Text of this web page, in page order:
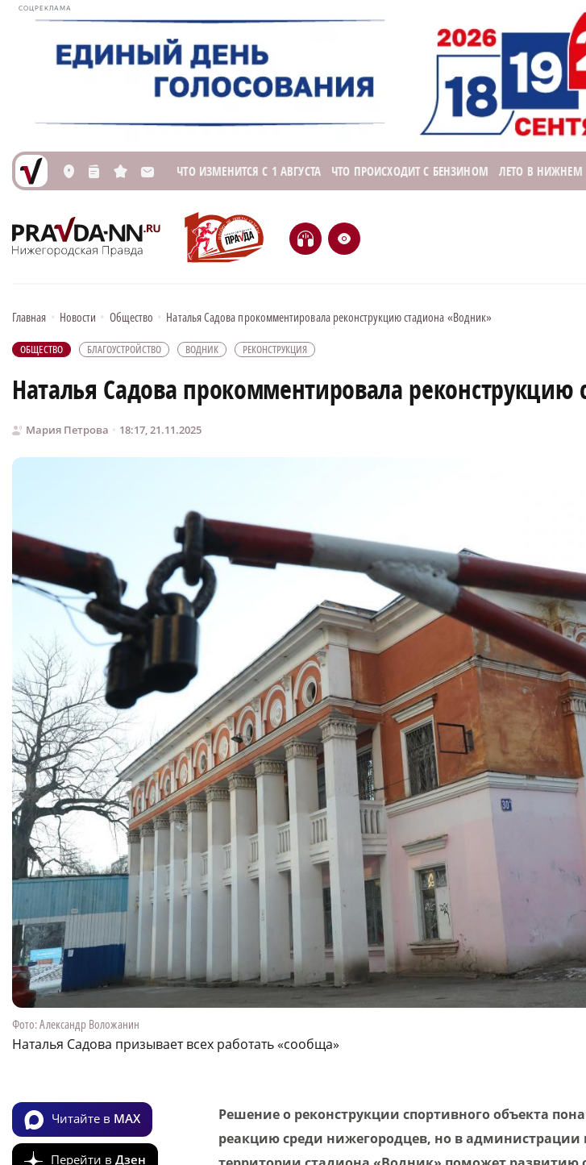
СОЦРЕКЛАМА
L n s M ЧТО ИЗМЕНИТСЯ С 1 АВГУСТА ЧТО ПРОИСХОДИТ С БЕНЗИНОМ ЛЕТО В НИЖНЕМ
H e
Главная • Новости • Общество • Наталья Садова прокомментировала реконструкцию стадиона «Водник»
ОБЩЕСТВО БЛАГОУСТРОЙСТВО ВОДНИК РЕКОНСТРУКЦИЯ
Наталья Садова прокомментировала
Мария Петрова 18:17, 21.11.2025
Фото: Александр Воложанин
Наталья Садова призывает всех работать «сообща»
Читайте в MAX
Перейти в Дзен
Решение о реконструкции спортивного объекта
реакцию среди нижегородцев, но в администрации